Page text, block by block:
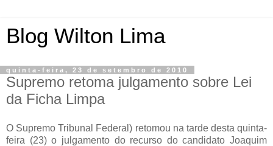
Blog Wilton Lima
quinta-feira, 23 de setembro de 2010
Supremo retoma julgamento sobre Lei
da Ficha Limpa
O Supremo Tribunal Federal) retomou na tarde desta quinta-
feira (23) o julgamento do recurso do candidato Joaquim